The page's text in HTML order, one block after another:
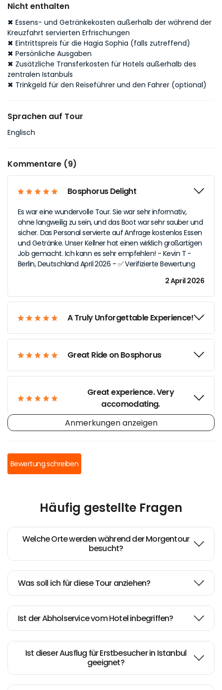
Nicht enthalten
✖ Essens- und Getränkekosten außerhalb der während der
Kreuzfahrt servierten Erfrischungen
✖ Eintrittspreis für die Hagia Sophia (falls zutreffend)
✖ Persönliche Ausgaben
✖ Zusätzliche Transferkosten für Hotels außerhalb des
zentralen Istanbuls
✖ Trinkgeld für den Reiseführer und den Fahrer (optional)
Sprachen auf Tour
Englisch
Kommentare (9)
Bosphorus Delight
Es war eine wundervolle Tour. Sie war sehr informativ,
ohne langweilig zu sein, und das Boot war sehr sauber und
sicher. Das Personal servierte auf Anfrage kostenlos Essen
und Getränke. Unser Kellner hat einen wirklich großartigen
Job gemacht. Ich kann es sehr empfehlen! - Kevin T -
Berlin, Deutschland April 2026 - ✅ Verifizierte Bewertung
2 April 2026
A Truly Unforgettable Experience!
Great Ride on Bosphorus
Great experience. Very
accomodating.
Recomendable paseo en yate
por el Bósforo
Bosphorus
Anmerkungen anzeigen
Bewertung schreiben
Häufig gestellte Fragen
Welche Orte werden während der Morgentour
besucht?
Was soll ich für diese Tour anziehen?
Ist der Abholservice vom Hotel inbegriffen?
Ist dieser Ausflug für Erstbesucher in Istanbul
geeignet?